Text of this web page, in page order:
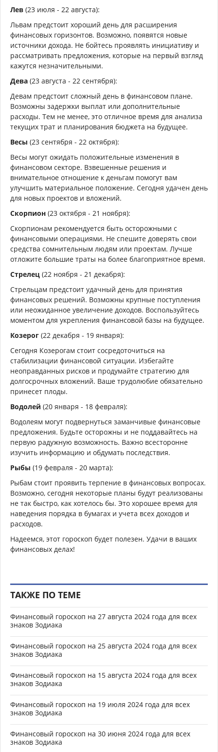
Лев (23 июля - 22 августа):
Львам предстоит хороший день для расширения
финансовых горизонтов. Возможно, появятся новые
источники дохода. Не бойтесь проявлять инициативу и
рассматривать предложения, которые на первый взгляд
кажутся незначительными.
Дева (23 августа - 22 сентября):
Девам предстоит сложный день в финансовом плане.
Возможны задержки выплат или дополнительные
расходы. Тем не менее, это отличное время для анализа
текущих трат и планирования бюджета на будущее.
Весы (23 сентября - 22 октября):
Весы могут ожидать положительные изменения в
финансовом секторе. Взвешенные решения и
внимательное отношение к деньгам помогут вам
улучшить материальное положение. Сегодня удачен день
для новых проектов и вложений.
Скорпион (23 октября - 21 ноября):
Скорпионам рекомендуется быть осторожными с
финансовыми операциями. Не спешите доверять свои
средства сомнительным людям или проектам. Лучше
отложите большие траты на более благоприятное время.
Стрелец (22 ноября - 21 декабря):
Стрельцам предстоит удачный день для принятия
финансовых решений. Возможны крупные поступления
или неожиданное увеличение доходов. Воспользуйтесь
моментом для укрепления финансовой базы на будущее.
Козерог (22 декабря - 19 января):
Сегодня Козерогам стоит сосредоточиться на
стабилизации финансовой ситуации. Избегайте
неоправданных рисков и продумайте стратегию для
долгосрочных вложений. Ваше трудолюбие обязательно
принесет плоды.
Водолей (20 января - 18 февраля):
Водолеям могут подвернуться заманчивые финансовые
предложения. Будьте осторожны и не поддавайтесь на
первую радужную возможность. Важно всесторонне
изучить информацию и обдумать последствия.
Рыбы (19 февраля - 20 марта):
Рыбам стоит проявить терпение в финансовых вопросах.
Возможно, сегодня некоторые планы будут реализованы
не так быстро, как хотелось бы. Это хорошее время для
наведения порядка в бумагах и учета всех доходов и
расходов.
Надеемся, этот гороскоп будет полезен. Удачи в ваших
финансовых делах!
ТАКЖЕ ПО ТЕМЕ
Финансовый гороскоп на 27 августа 2024 года для всех
знаков Зодиака
Финансовый гороскоп на 25 августа 2024 года для всех
знаков Зодиака
Финансовый гороскоп на 15 августа 2024 года для всех
знаков Зодиака
Финансовый гороскоп на 19 июля 2024 года для всех
знаков Зодиака
Финансовый гороскоп на 30 июня 2024 года для всех
знаков Зодиака